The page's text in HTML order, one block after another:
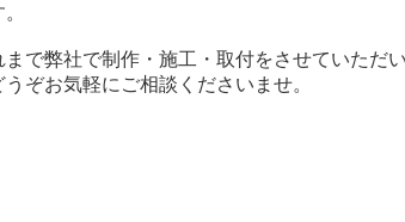
で弊社で制作・施工・取付をさせていただ
うぞお気軽にご相談くださいませ。